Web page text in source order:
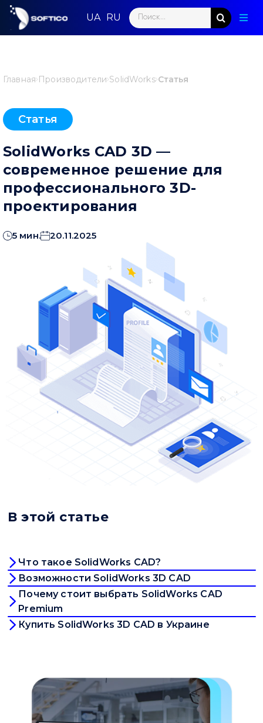
Skip
content
Search
for:
Главная Производители SolidWorks Статья
Статья
SolidWorks CAD 3D —
современное решение для
профессионального 3D-
проектирования
5 мин. 20.11.2025
В этой статье
Что такое SolidWorks CAD?
Возможности SolidWorks 3D CAD
Почему стоит выбрать SolidWorks CAD
Premium
Купить SolidWorks 3D CAD в Украине